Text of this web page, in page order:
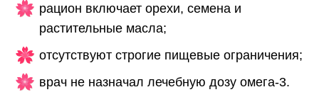
рацион включает орехи, семена и
растительные масла;
отсутствуют строгие пищевые ограничения;
врач не назначал лечебную дозу омега-3.